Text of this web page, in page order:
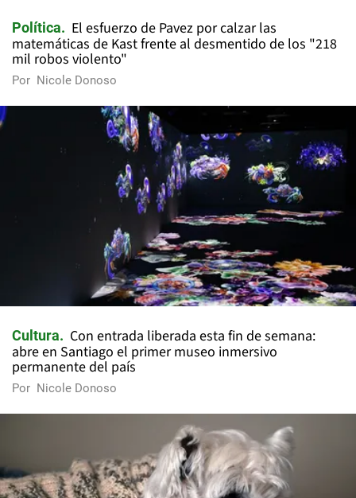
Política
El esfuerzo de Pavez por calzar las
matemáticas de Kast frente al desmentido de los "218
mil robos violento"
Por Nicole Donoso
Cultura
Con entrada liberada esta fin de semana:
abre en Santiago el primer museo inmersivo
permanente del país
Por Nicole Donoso